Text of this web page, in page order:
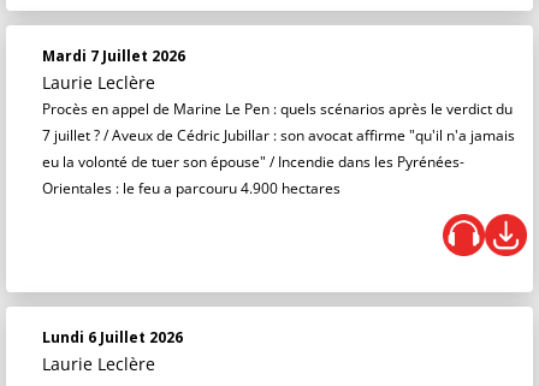
Mardi 7 Juillet 2026
Laurie Leclère
Procès en appel de Marine Le Pen : quels scénarios après le verdict du
7 juillet ? / Aveux de Cédric Jubillar : son avocat affirme "qu'il n'a jamais
eu la volonté de tuer son épouse" / Incendie dans les Pyrénées-
Orientales : le feu a parcouru 4.900 hectares
Lundi 6 Juillet 2026
Laurie Leclère